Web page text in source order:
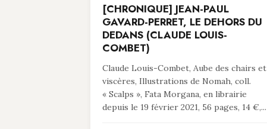
[CHRONIQUE] JEAN-PAUL
GAVARD-PERRET, LE DEHORS DU
DEDANS (CLAUDE LOUIS-
COMBET)
Claude Louis-Combet, Aube des chairs et
viscères, Illustrations de Nomah, coll.
« Scalps », Fata Morgana, en librairie
depuis le 19 février 2021, 56 pages, 14 €,...